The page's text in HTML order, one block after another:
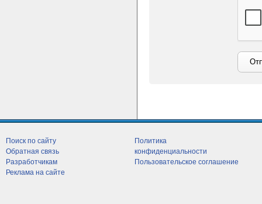
Поиск по сайту
Обратная связь
Разработчикам
Реклама на сайте
Политика
конфиденциальности
Пользовательское соглашение